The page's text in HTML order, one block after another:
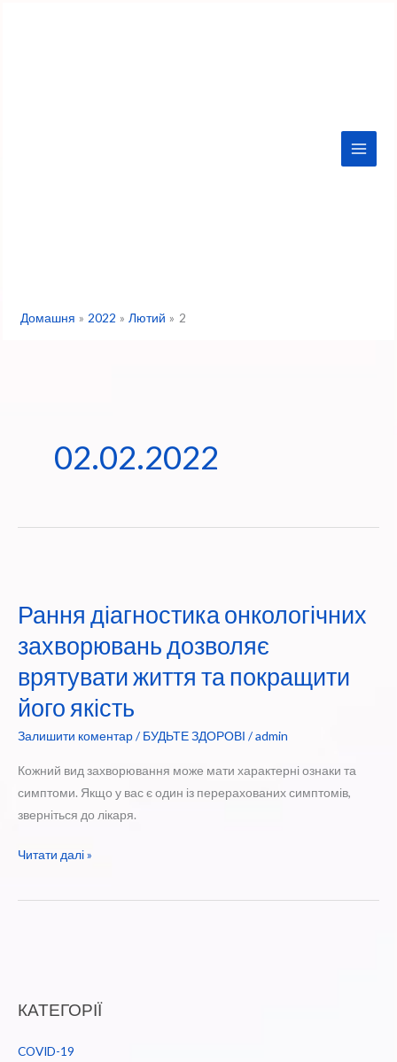
Домашня 2022 Лютий 2
02.02.2022
Рання діагностика онкологічних
захворювань дозволяє
врятувати життя та покращити
його якість
Залишити коментар/ БУДЬТЕ ЗДОРОВІ /admin
Кожний вид захворювання може мати характерні ознаки та
симптоми. Якщо у вас є один із перерахованих симптомів,
зверніться до лікаря.
Рання
онкологічних
та
його
Читати далі »
КАТЕГОРІЇ
COVID-19